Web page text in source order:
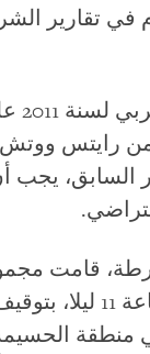
تقارير
رايتس
السابق، يجب
ديسمبر/كانون